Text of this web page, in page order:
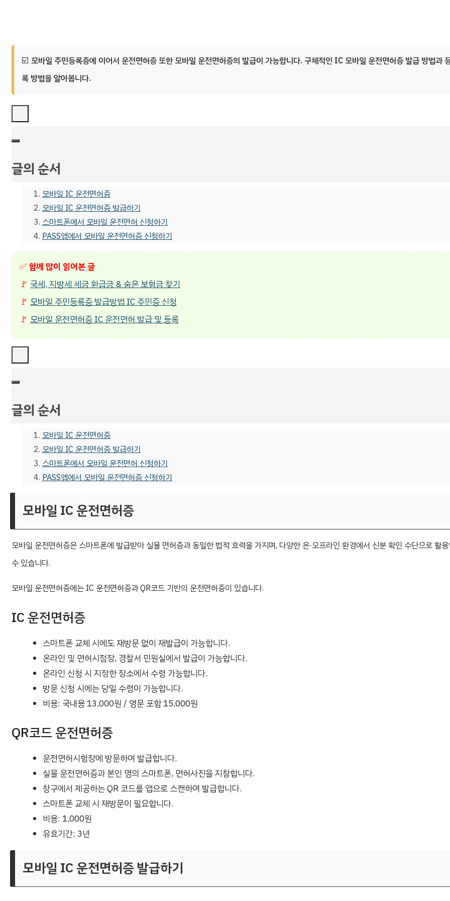
모바일 주민등록증에 이어서 운전면허증 또한 모바일 운전면허증의 발급이 가능합니다. 구체적인 IC 모바일 운전면허증 발급 방법과
록 방법을 알아봅니다.
글의 순서
모바일 IC 운전면허증
모바일 IC 운전면허증 발급하기
스마트폰에서 모바일 운전면허 신청하기
PASS앱에서 모바일 운전면허증 신청하기
✅함께 많이 읽어본 글
🚩 국세, 지방세 세금 환급금 & 숨은 보험금 찾기
🚩 모바일 주민등록증 발급방법 IC 주민증 신청
🚩 모바일 운전면허증 IC 운전면허 발급 및 등록
글의 순서
모바일 IC 운전면허증
모바일 IC 운전면허증 발급하기
스마트폰에서 모바일 운전면허 신청하기
PASS앱에서 모바일 운전면허증 신청하기
모바일 IC 운전면허증
모바일 운전면허증은 스마트폰에 발급받아 실물 면허증과 동일한 법적 효력을 가지며, 다양한 온·오프라인 환경에서 신분 확인 수단으로 활
수 있습니다.
모바일 운전면허증에는 IC 운전면허증과 QR코드 기반의 운전면허증이 있습니다.
IC 운전면허증
스마트폰 교체 시에도 재방문 없이 재발급이 가능합니다.
온라인 및 면허시점장, 경찰서 민원실에서 발급이 가능합니다.
온라인 신청 시 지정한 장소에서 수령 가능합니다.
방문 신청 시에는 당일 수령이 가능합니다.
비용: 국내용 13,000원 / 영문 포함 15,000원
QR코드 운전면허증
운전면허시험장에 방문하여 발급합니다.
실물 운전면허증과 본인 명의 스마트폰, 면허사진을 지참합니다.
창구에서 제공하는 QR 코드를 앱으로 스캔하여 발급합니다.
스마트폰 교체 시 재방문이 필요합니다.
비용: 1,000원
유효기간: 3년
모바일 IC 운전면허증 발급하기